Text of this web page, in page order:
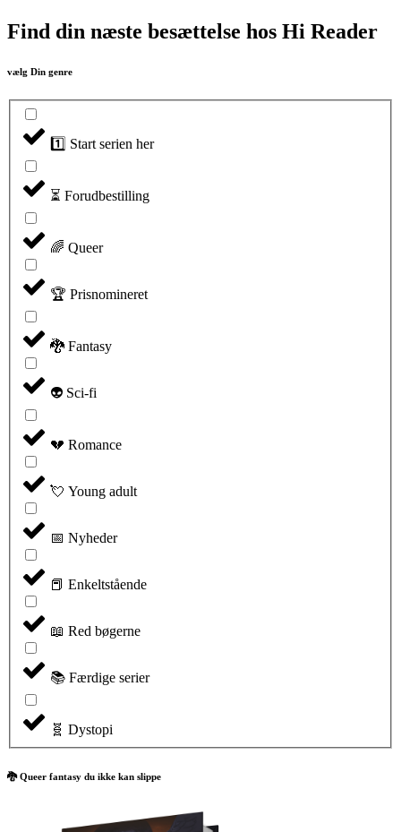
Find din næste besættelse hos Hi Reader​
vælg Din genre
1️⃣ Start serien her
⏳ Forudbestilling
🌈 Queer
🏆 Prisnomineret
🐉 Fantasy
👽 Sci-fi
💔 Romance
💘 Young adult
📅 Nyheder
📕 Enkeltstående
📖 Red bøgerne
📚 Færdige serier
🧬 Dystopi
🐉 Queer fantasy du ikke kan slippe